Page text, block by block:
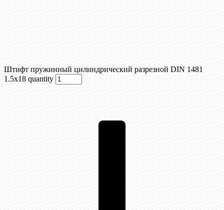
Штифт пружинный цилиндрический разрезной DIN 1481
1.5х18 quantity